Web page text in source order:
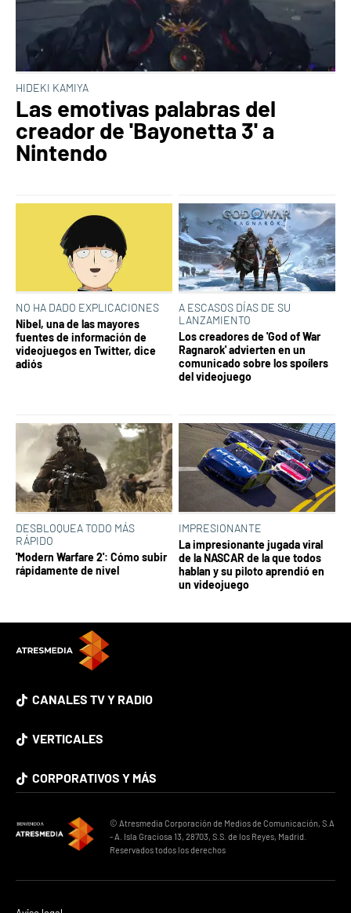
HIDEKI KAMIYA
Las emotivas palabras del
creador de 'Bayonetta 3' a
Nintendo
NO HA DADO EXPLICACIONES
Nibel, una de las mayores
fuentes de información de
videojuegos en Twitter, dice
adiós
A ESCASOS DÍAS DE SU
LANZAMIENTO
Los creadores de 'God of War
Ragnarok' advierten en un
comunicado sobre los spoílers
del videojuego
DESBLOQUEA TODO MÁS
RÁPIDO
'Modern Warfare 2': Cómo subir
rápidamente de nivel
IMPRESIONANTE
La impresionante jugada viral
de la NASCAR de la que todos
hablan y su piloto aprendió en
un videojuego
CANALES TV Y RADIO
VERTICALES
CORPORATIVOS Y MÁS
© Atresmedia Corporación de Medios de Comunicación, S.A
- A. Isla Graciosa 13, 28703, S.S. de los Reyes, Madrid.
Reservados todos los derechos